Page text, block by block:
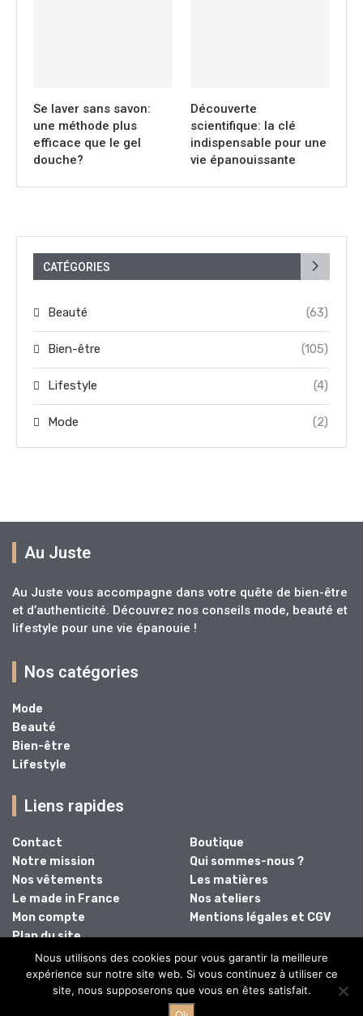
Se laver sans savon:
une méthode plus
efficace que le gel
douche?
Découverte
scientifique: la clé
indispensable pour une
vie épanouissante
CATÉGORIES
Beauté (63)
Bien-être (105)
Lifestyle (4)
Mode (2)
Au Juste
Au Juste vous accompagne dans votre quête de bien-être
et d’authenticité. Découvrez nos conseils mode, beauté et
lifestyle pour une vie épanouie !
Nos catégories
Mode
Beauté
Bien-être
Lifestyle
Liens rapides
Contact
Boutique
Notre mission
Qui sommes-nous ?
Nos vêtements
Les matières
Le made in France
Nos ateliers
Mon compte
Mentions légales et CGV
Plan du site
@2024 - Tous droits réservés.
Nous utilisons des cookies pour vous garantir la meilleure
expérience sur notre site web. Si vous continuez à utiliser ce
site, nous supposerons que vous en êtes satisfait.